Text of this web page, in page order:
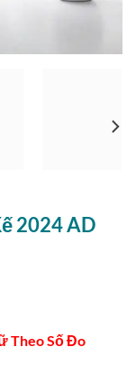
2024 AD
Theo Số Đo